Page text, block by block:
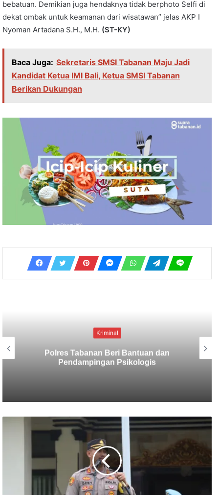
bebatuan. Demikian juga hendaknya tidak berphoto Selfi di
dekat ombak untuk keamanan dari wisatawan” jelas AKP I
Nyoman Artadana S.H., M.H. (ST-KY)
Baca Juga: Sekretaris SMSI Tabanan Maju Jadi
Kandidat Ketua IMI Bali, Ketua SMSI Tabanan
Berikan Dukungan
Kriminal
Berbekal CCTV, Pelaku Tabrak Lari
Terungkap